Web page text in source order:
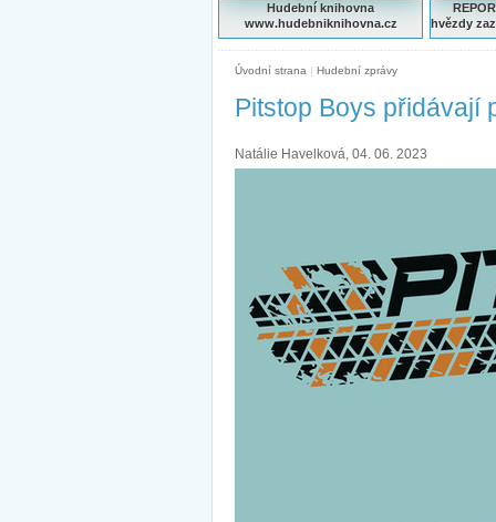
Hudební knihovna
www.hudebniknihovna.cz
hvězdy
Úvodní strana | Hudební zprávy
Pitstop Boys přidávají
Natálie Havelková, 04. 06. 2023